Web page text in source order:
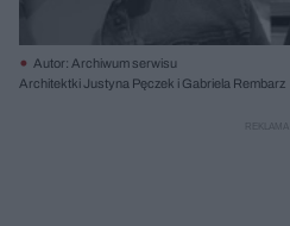
Autor: Archiwum serwisu
Architektki Justyna Pęczek i Gabriela Rembarz